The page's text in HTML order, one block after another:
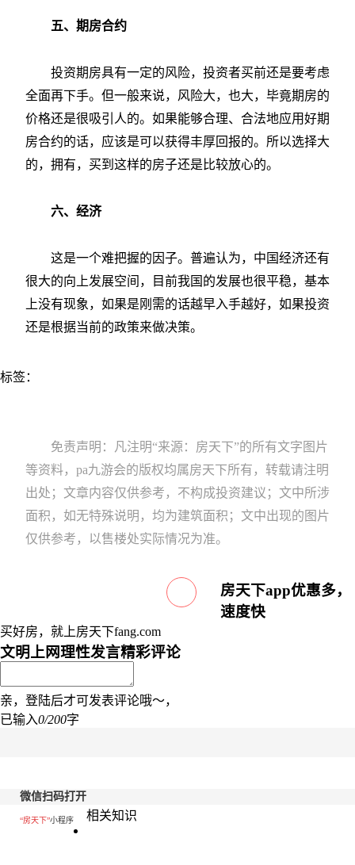
五、期房合约
投资期房具有一定的风险，投资者买前还是要考虑
全面再下手。但一般来说，风险大，也大，毕竟期房的
价格还是很吸引人的。如果能够合理、合法地应用好期
房合约的话，应该是可以获得丰厚回报的。所以选择大
的，拥有，买到这样的房子还是比较放心的。
六、经济
这是一个难把握的因子。普遍认为，中国经济还有
很大的向上发展空间，目前我国的发展也很平稳，基本
上没有现象，如果是刚需的话越早入手越好，如果投资
还是根据当前的政策来做决策。
标签：
免责声明：凡注明“来源：房天下”的所有文字图片
等资料，pa九游会的版权均属房天下所有，转载请注明
出处；文章内容仅供参考，不构成投资建议；文中所涉
面积，如无特殊说明，均为建筑面积；文中出现的图片
仅供参考，以售楼处实际情况为准。
房天下app优惠多，
速度快
买好房，就上房天下fang.com
文明上网理性发言精彩评论
亲，登陆后才可发表评论哦～，
已输入0/200字
微信扫码打开
“房天下”小程序 相关知识